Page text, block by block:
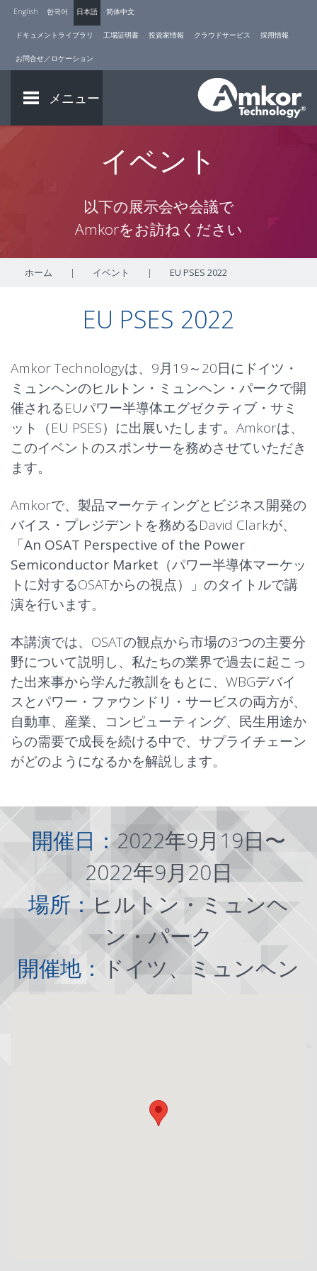
English 한국어 日本語 简体中文
ドキュメントライブラリ 工場証明書 投資家情報 クラウドサービス 採用情報
お問合せ／ロケーション
メニュー
イベント
以下の展示会や会議で
Amkorをお訪ねください
ホーム | イベント | EU PSES 2022
EU PSES 2022
Amkor Technologyは、9月19～20日にドイツ・
ミュンヘンのヒルトン・ミュンヘン・パークで開
催されるEUパワー半導体エグゼクティブ・サミ
ット（EU PSES）に出展いたします。Amkorは、
このイベントのスポンサーを務めさせていただき
ます。
Amkorで、製品マーケティングとビジネス開発の
バイス・プレジデントを務めるDavid Clarkが、
「An OSAT Perspective of the Power
Semiconductor Market （パワー半導体マーケッ
トに対するOSATからの視点）」のタイトルで講
演を行います。
本講演では、OSATの観点から市場の3つの主要分
野について説明し、私たちの業界で過去に起こっ
た出来事から学んだ教訓をもとに、WBGデバイ
スとパワー・ファウンドリ・サービスの両方が、
自動車、 産業、コンピューティング、民生用途か
らの需要で成長を続ける中で、サプライチェーン
がどのようになるかを解説します。
開催日：2022年9月19日〜
2022年9月20日
場所：ヒルトン・ミュンヘ
ン・パーク
開催地： ドイツ、ミュンヘン